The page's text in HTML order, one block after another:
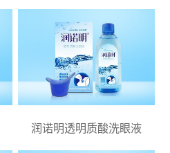
润诺明透明质酸洗眼液